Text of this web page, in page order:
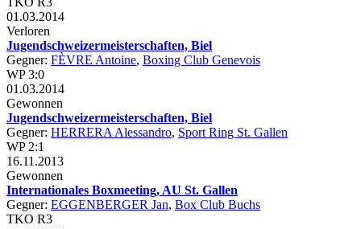
01.03.2014
Verloren
Jugendschweizermeisterschaften, Biel
Gegner: FÈVRE Antoine, Boxing Club Genevois
WP 3:0
01.03.2014
Gewonnen
Jugendschweizermeisterschaften, Biel
Gegner: HERRERA Alessandro, Sport Ring St. Gallen
WP 2:1
16.11.2013
Gewonnen
Internationales Boxmeeting, AU St. Gallen
Gegner: EGGENBERGER Jan, Box Club Buchs
TKO R3